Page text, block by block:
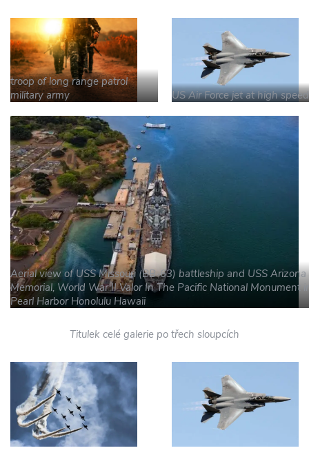
troop of long range patrol
military army
US Air Force jet at high speed
Aerial view of USS Missouri (BB-63) battleship and USS Arizona
Memorial, World War II Valor In The Pacific National Monument
Pearl Harbor Honolulu Hawaii
Titulek celé galerie po třech sloupcích